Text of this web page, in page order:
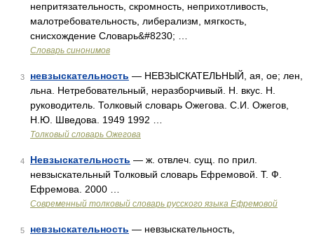
непритязательность, скромность, неприхотливость,
малотребовательность, либерализм, мягкость,
снисхождение Словарь&#8230; …
Словарь синонимов
3 невзыскательность — НЕВЗЫСКАТЕЛЬНЫЙ, ая, ое; лен,
льна. Нетребовательный, неразборчивый. Н. вкус. Н.
руководитель. Толковый словарь Ожегова. С.И. Ожегов,
Н.Ю. Шведова. 1949 1992 …
Толковый словарь Ожегова
4 Невзыскательность — ж. отвлеч. сущ. по прил.
невзыскательный Толковый словарь Ефремовой. Т. Ф.
Ефремова. 2000 …
Современный толковый словарь русского языка Ефремовой
5 невзыскательность — невзыскательность,